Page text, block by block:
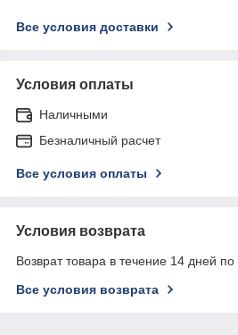
Все условия доставки
Условия оплаты
Наличными
Безналичный расчет
Все условия оплаты
Условия возврата
Возврат товара в течение 14 дней по
Все условия возврата